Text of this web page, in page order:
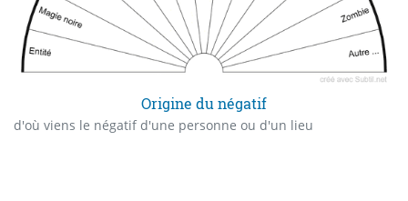
Origine du négatif
d'où viens le négatif d'une personne ou d'un lieu